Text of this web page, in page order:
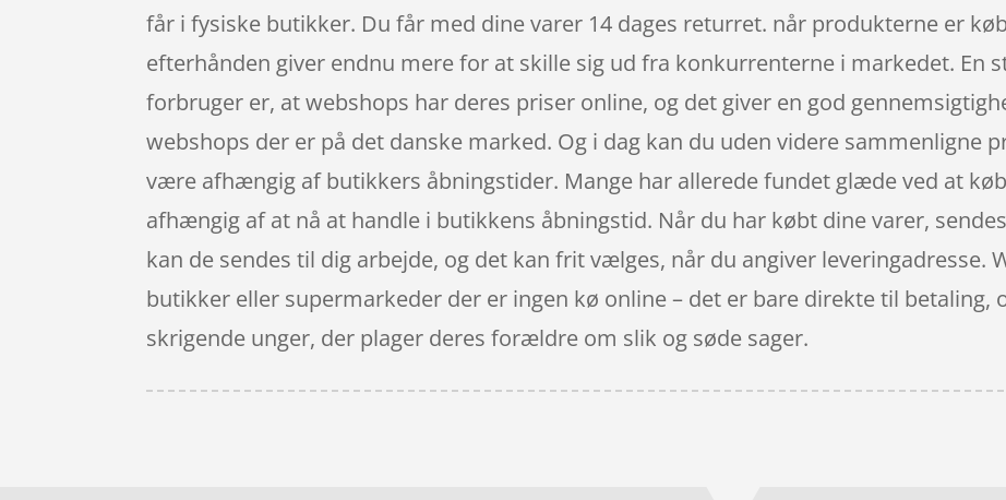
får i fysiske butikker. Du får med dine varer 14 dages returret. når produkterne er
efterhånden giver endnu mere for at skille sig ud fra konkurrenterne i markedet. En
forbruger er, at webshops har deres priser online, og det giver en god
webshops der er på det danske marked. Og i dag kan du uden videre sammenligne
være afhængig af butikkers åbningstider. Mange har allerede fundet glæde ved at
afhængig af at nå at handle i butikkens åbningstid. Når du har købt dine varer,
kan de sendes til dig arbejde, og det kan frit vælges, når du angiver leveringadresse.
butikker eller supermarkeder der er ingen kø online – det er bare direkte til betaling,
skrigende unger, der plager deres forældre om slik og søde sager.